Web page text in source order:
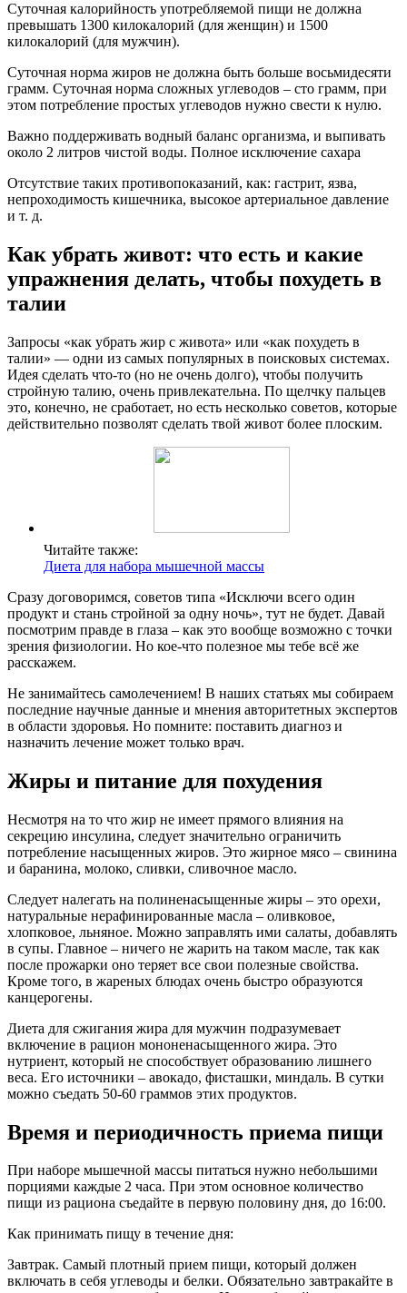
Суточная калорийность употребляемой пищи не должна
превышать 1300 килокалорий (для женщин) и 1500
килокалорий (для мужчин).
Суточная норма жиров не должна быть больше восьмидесяти
грамм. Суточная норма сложных углеводов – сто грамм, при
этом потребление простых углеводов нужно свести к нулю.
Важно поддерживать водный баланс организма, и выпивать
около 2 литров чистой воды. Полное исключение сахара
Отсутствие таких противопоказаний, как: гастрит, язва,
непроходимость кишечника, высокое артериальное давление
и т. д.
Как убрать живот: что есть и какие
упражнения делать, чтобы похудеть в
талии
Запросы «как убрать жир с живота» или «как похудеть в
талии» — одни из самых популярных в поисковых системах.
Идея сделать что-то (но не очень долго), чтобы получить
стройную талию, очень привлекательна. По щелчку пальцев
это, конечно, не сработает, но есть несколько советов, которые
действительно позволят сделать твой живот более плоским.
Читайте также:
Диета для набора мышечной массы
Сразу договоримся, советов типа «Исключи всего один
продукт и стань стройной за одну ночь», тут не будет. Давай
посмотрим правде в глаза – как это вообще возможно с точки
зрения физиологии. Но кое-что полезное мы тебе всё же
расскажем.
Не занимайтесь самолечением! В наших статьях мы собираем
последние научные данные и мнения авторитетных экспертов
в области здоровья. Но помните: поставить диагноз и
назначить лечение может только врач.
Жиры и питание для похудения
Несмотря на то что жир не имеет прямого влияния на
секрецию инсулина, следует значительно ограничить
потребление насыщенных жиров. Это жирное мясо – свинина
и баранина, молоко, сливки, сливочное масло.
Следует налегать на полиненасыщенные жиры – это орехи,
натуральные нерафинированные масла – оливковое,
хлопковое, льняное. Можно заправлять ими салаты, добавлять
в супы. Главное – ничего не жарить на таком масле, так как
после прожарки оно теряет все свои полезные свойства.
Кроме того, в жареных блюдах очень быстро образуются
канцерогены.
Диета для сжигания жира для мужчин подразумевает
включение в рацион мононенасыщенного жира. Это
нутриент, который не способствует образованию лишнего
веса. Его источники – авокадо, фисташки, миндаль. В сутки
можно съедать 50-60 граммов этих продуктов.
Время и периодичность приема пищи
При наборе мышечной массы питаться нужно небольшими
порциями каждые 2 часа. При этом основное количество
пищи из рациона съедайте в первую половину дня, до 16:00.
Как принимать пищу в течение дня:
Завтрак. Самый плотный прием пищи, который должен
включать в себя углеводы и белки. Обязательно завтракайте в